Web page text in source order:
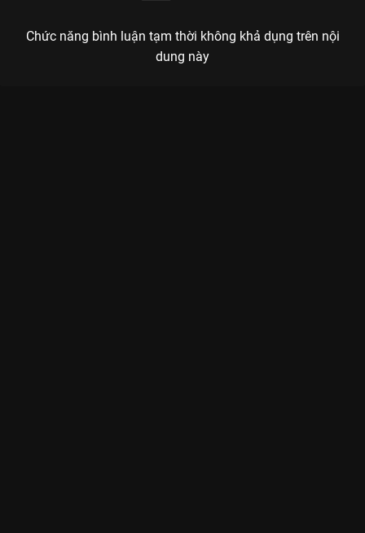
Chức năng bình luận tạm thời không khả dụng trên nội
dung này